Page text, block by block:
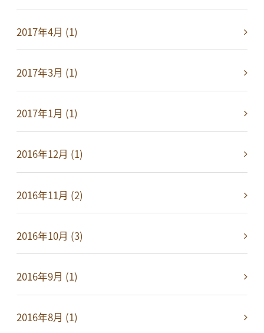
2017年4月 (1)
2017年3月 (1)
2017年1月 (1)
2016年12月 (1)
2016年11月 (2)
2016年10月 (3)
2016年9月 (1)
2016年8月 (1)